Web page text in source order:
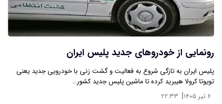
رونمایی از خودروهای جدید پلیس ایران
پلیس ایران به تازگی شروع به فعالیت و گشت زنی با خودرویی جدید یعنی
تویوتا کرولا هیبرید کرده تا ماشین پلیس جدید کشور…
۶ تیر ۱۴۰۵ | ۲۲:۳۳